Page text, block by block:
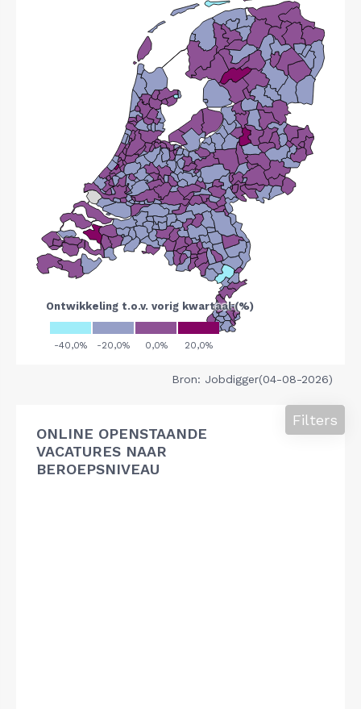
Bron: Jobdigger(04-08-2026)
ONLINE OPENSTAANDE
VACATURES NAAR
BEROEPSNIVEAU
Filters